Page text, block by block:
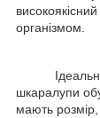
організмом.
Ідеальне
шкаралупи
мають розмір,